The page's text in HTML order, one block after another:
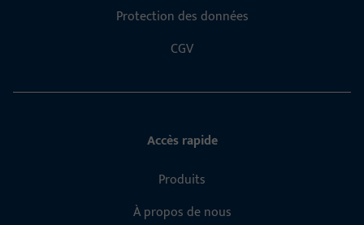
Protection des données
CGV
Accès rapide
Produits
À propos de nous